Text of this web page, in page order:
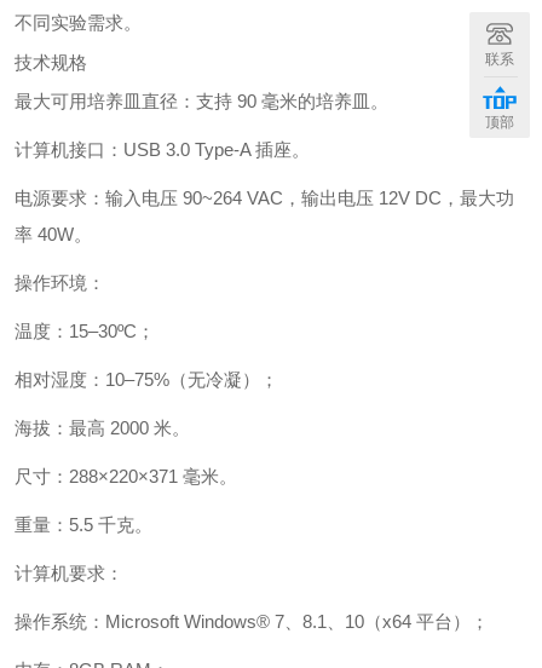
不同实验需求。
技术规格
最大可用培养皿直径：支持 90 毫米的培养皿。
计算机接口：USB 3.0 Type-A 插座。
电源要求：输入电压 90~264 VAC，输出电压 12V DC，最大功
率 40W。
操作环境：
温度：15–30ºC；
相对湿度：10–75%（无冷凝）；
海拔：最高 2000 米。
尺寸：288×220×371 毫米。
重量：5.5 千克。
计算机要求：
操作系统：Microsoft Windows® 7、8.1、10（x64 平台）；
联系
顶部